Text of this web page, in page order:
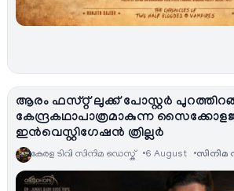
ആരം ഫസ്റ്റ് ലുക്ക് പോസ്റ്റർ
കേന്ദ്രകഥാപാത്രമാകുന്ന
ഇൻവെസ്റ്റിഗേഷൻ ത്രില്ലർ
കേരള ടിവി സിനിമ ഡെസ്ക് 6 August സിനിമ